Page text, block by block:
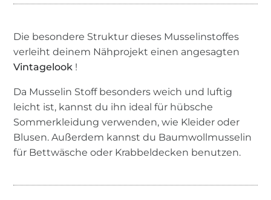
Die besondere Struktur dieses Musselinstoffes
verleiht deinem Nähprojekt einen angesagten
Vintagelook !
Da Musselin Stoff besonders weich und luftig
leicht ist, kannst du ihn ideal für hübsche
Sommerkleidung verwenden, wie Kleider oder
Blusen. Außerdem kannst du Baumwollmusselin
für Bettwäsche oder Krabbeldecken benutzen.